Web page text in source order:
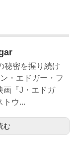
秘密を握り続け
・エドガー・フ
画『J・エドガ
トウ...
む